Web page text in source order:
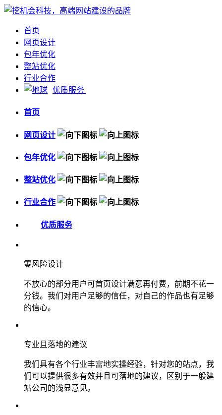
首页
网页设计
包年优化
整站优化
行业合作
优质服务
首页
网页设计
包年优化
整站优化
行业合作
优质服务
零风险设计
不放心的部分用户可首页设计满意再付费，前期不花一
分钱。我们对用户足够的信任，对自己的作品也有足够
的信心。
专业且落地的建议
我们具有各个行业丰富地实操经验，针对您的站点，我
们可以提供很多有效并且可落地的建议，区别于一般建
站公司的浅显意见。